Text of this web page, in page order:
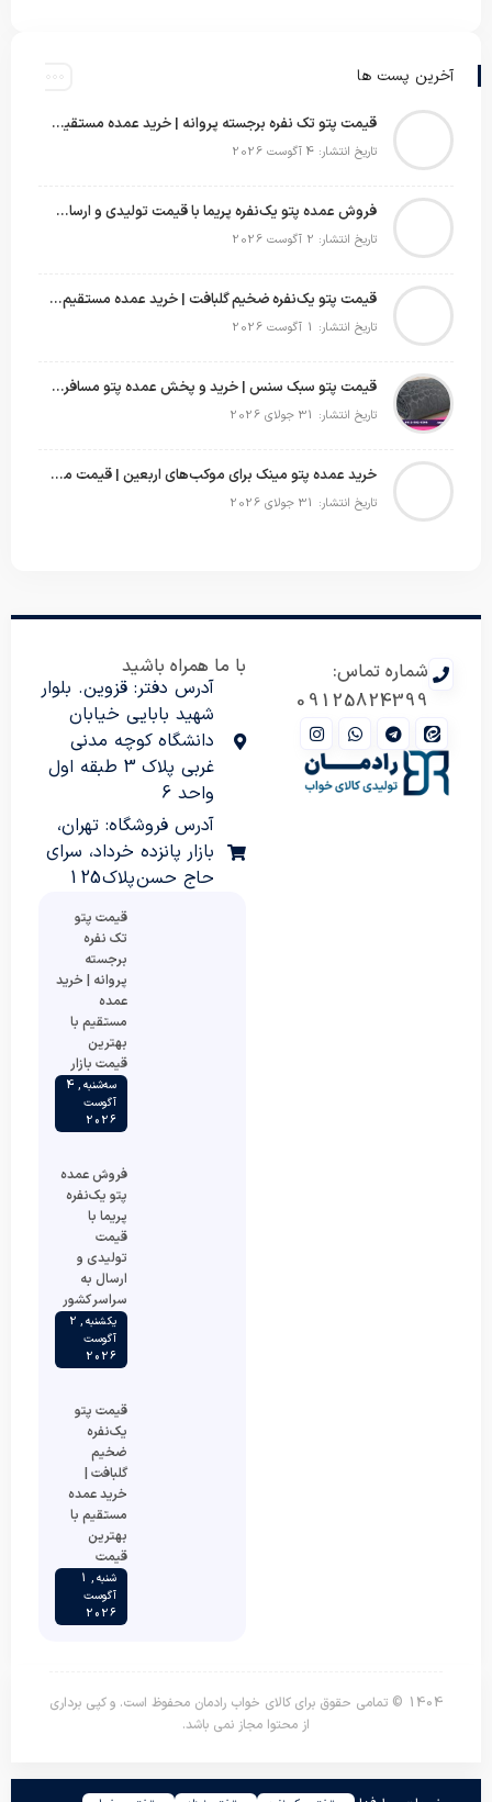
آخرین پست ها
قیمت پتو تک نفره برجسته پروانه | خرید عمده مستقیم با بهترین قیمت بازار
تاریخ انتشار: 4 آگوست 2026
فروش عمده پتو یک‌نفره پریما با قیمت تولیدی و ارسال به سراسر کشور
تاریخ انتشار: 2 آگوست 2026
قیمت پتو یک‌نفره ضخیم گلبافت | خرید عمده مستقیم با بهترین قیمت
تاریخ انتشار: 1 آگوست 2026
قیمت پتو سبک سنس | خرید و پخش عمده پتو مسافرتی Sense
تاریخ انتشار: 31 جولای 2026
خرید عمده پتو مینک برای موکب‌های اربعین | قیمت مناسب و ارسال سریع
تاریخ انتشار: 31 جولای 2026
شماره تماس:
09125824399
با ما همراه باشید
آدرس دفتر: قزوین. بلوار
شهید بابایی خیابان
دانشگاه کوچه مدنی
غربی پلاک 3 طبقه اول
واحد 6
آدرس فروشگاه: تهران،
بازار پانزده خرداد، سرای
حاج حسن پلاک 125
قیمت پتو
تک نفره
برجسته
پروانه | خرید
عمده
مستقیم با
بهترین
قیمت بازار
سه‌شنبه , 4
آگوست
2026
فروش عمده
پتو یک‌نفره
پریما با
قیمت
تولیدی و
ارسال به
سراسر کشور
یکشنبه , 2
آگوست
2026
قیمت پتو
یک‌نفره
ضخیم
گلبافت |
خرید عمده
مستقیم با
بهترین
قیمت
شنبه , 1
آگوست
2026
1404 © تمامی حقوق برای کالای خواب رادمان محفوظ است. و کپی برداری
از محتوا مجاز نمی باشد.